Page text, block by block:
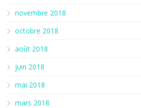
novembre 2018
octobre 2018
août 2018
juin 2018
mai 2018
mars 2018